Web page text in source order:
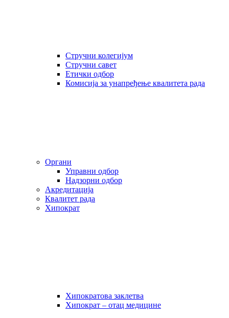
Стручни колегијум
Стручни савет
Етички одбор
Комисија за унапређење квалитета рада
Органи
Управни одбор
Надзорни одбор
Акредитација
Квалитет рада
Хипократ
Хипократова заклетва
Хипократ – отац медицине